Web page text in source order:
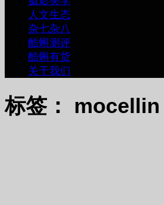
人文生态
杂七杂八
酷蝌测评
酷蝌有货
关于我们
标签： mocellin